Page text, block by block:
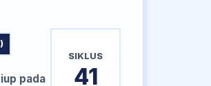
pada
SIKLUS
41